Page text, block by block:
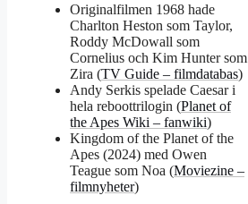
Originalfilmen 1968 hade
Charlton Heston som Taylor,
Roddy McDowall som
Cornelius och Kim Hunter som
Zira (TV Guide – filmdatabas)
Andy Serkis spelade Caesar i
hela reboottrilogin (Planet of
the Apes Wiki – fanwiki)
Kingdom of the Planet of the
Apes (2024) med Owen
Teague som Noa (Moviezine –
filmnyheter)